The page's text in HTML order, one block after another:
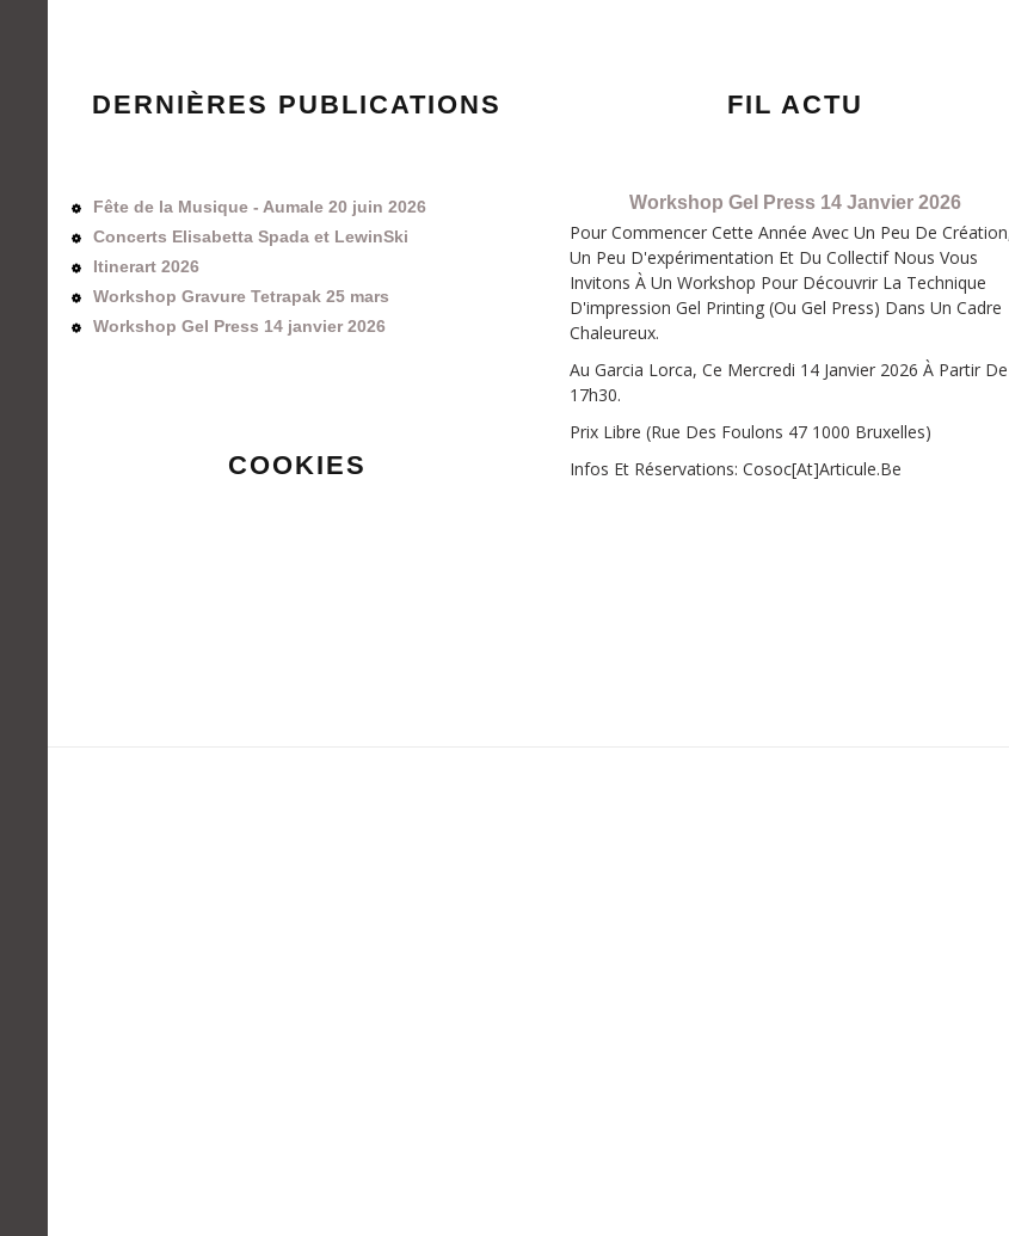
DERNIÈRES PUBLICATIONS
Fête de la Musique - Aumale 20 juin 2026
Concerts Elisabetta Spada et LewinSki
Itinerart 2026
Workshop Gravure Tetrapak 25 mars
Workshop Gel Press 14 janvier 2026
COOKIES
FIL ACTU
Workshop Gel Press 14 Janvier 2026
Pour Commencer Cette Année Avec Un Peu De
Un Peu D'expérimentation Et Du Collectif Nous Vous
Invitons À Un Workshop Pour Découvrir La Technique
D'impression Gel Printing (ou Gel Press) Dans Un Cadre
Chaleureux.
Au Garcia Lorca, Ce Mercredi 14 Janvier 2026 À Partir De
17h30.
Prix Libre (Rue Des Foulons 47 1000 Bruxelles)
Infos Et Réservations: Cosoc[at]articule.be